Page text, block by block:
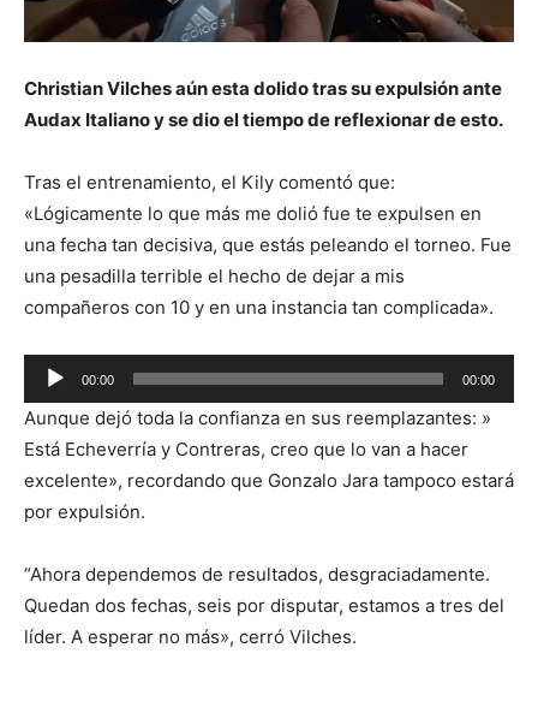
Christian Vilches aún esta dolido tras su expulsión ante
Audax Italiano y se dio el tiempo de reflexionar de esto.
Tras el entrenamiento, el Kily comentó que:
«Lógicamente lo que más me dolió fue te expulsen en
una fecha tan decisiva, que estás peleando el torneo. Fue
una pesadilla terrible el hecho de dejar a mis
compañeros con 10 y en una instancia tan complicada».
Reproductor
de
audio
00:00 00:00
Aunque dejó toda la confianza en sus reemplazantes: »
Está Echeverría y Contreras, creo que lo van a hacer
excelente», recordando que Gonzalo Jara tampoco estará
por expulsión.
“Ahora dependemos de resultados, desgraciadamente.
Quedan dos fechas, seis por disputar, estamos a tres del
líder. A esperar no más», cerró Vilches.